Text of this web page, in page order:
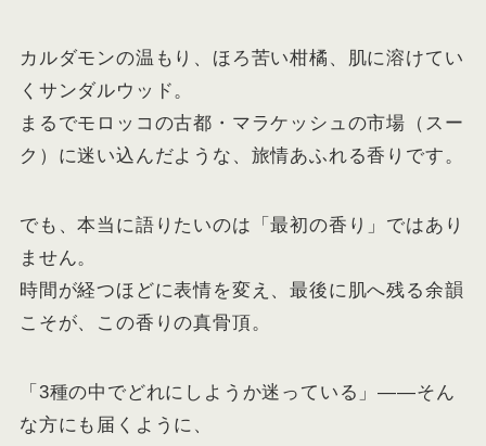
カルダモンの温もり、ほろ苦い柑橘、肌に溶けてい
くサンダルウッド。
まるでモロッコの古都・マラケッシュの市場（スー
ク）に迷い込んだような、旅情あふれる香りです。
でも、本当に語りたいのは「最初の香り」ではあり
ません。
時間が経つほどに表情を変え、最後に肌へ残る余韻
こそが、この香りの真骨頂。
「3種の中でどれにしようか迷っている」――そん
な方にも届くように、